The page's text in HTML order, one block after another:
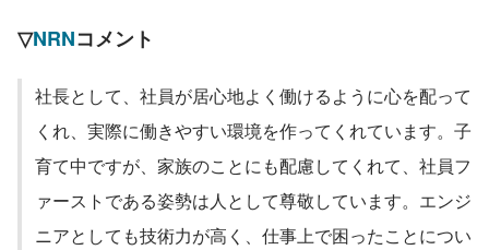
▽NRNコメント
社長として、社員が居心地よく働けるように心を配って
くれ、実際に働きやすい環境を作ってくれています。子
育て中ですが、家族のことにも配慮してくれて、社員フ
ァーストである姿勢は人として尊敬しています。エンジ
ニアとしても技術力が高く、仕事上で困ったことについ